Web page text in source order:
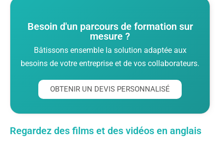
Besoin d'un parcours de formation sur
mesure ?
Bâtissons ensemble la solution adaptée aux
besoins de votre entreprise et de vos collaborateurs.
OBTENIR UN DEVIS PERSONNALISÉ
Regardez des films et des vidéos en anglais